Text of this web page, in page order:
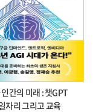
간의 미래 : 챗GPT
자리 그리고 교육